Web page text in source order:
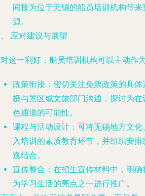
间接为位于无锡的船员培训机构带
源。
应对建议与展望
这一利好，船员培训机构可以主动作为
政策衔接 ：密切关注免票政策的具
极与景区或文旅部门沟通，探讨为
色通道的可能性。
课程与活动设计 ：可将无锡地方文
入培训的素质教育环节，并组织安
逸结合。
宣传整合 ：在招生宣传材料中，明
为学习生活的亮点之一进行推广。